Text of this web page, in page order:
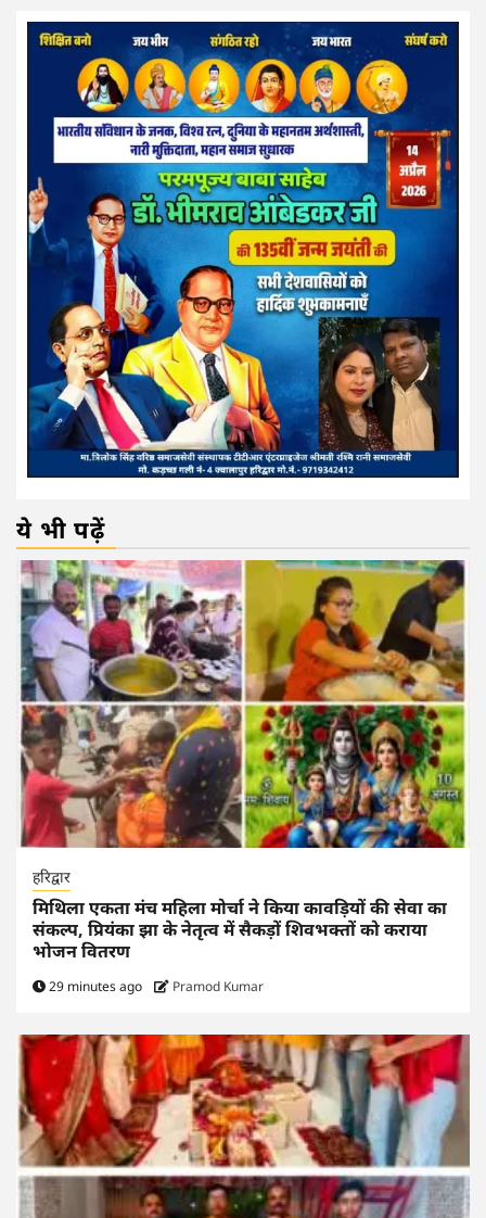
ये भी पढ़ें
हरिद्वार
मिथिला एकता मंच महिला मोर्चा ने किया कावड़ियों की सेवा का
संकल्प, प्रियंका झा के नेतृत्व में सैकड़ों शिवभक्तों को कराया
भोजन वितरण
29 minutes ago Pramod Kumar